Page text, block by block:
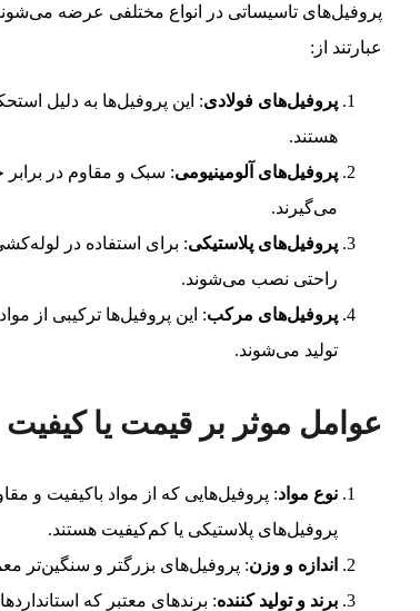
پروفیل‌های تاسیساتی در انواع مختلفی عرضه
عبارتند از:
پروفیل‌های فولادی: این پروفیل‌ها به دلیل
هستند.
پروفیل‌های آلومینیومی: سبک و مقاوم در برابر
می‌گیرند.
پروفیل‌های پلاستیکی: برای استفاده در
راحتی نصب می‌شوند.
پروفیل‌های مرکب: این پروفیل‌ها ترکیبی از
تولید می‌شوند.
عوامل موثر بر قیمت یا کیفیت
نوع مواد: پروفیل‌هایی که از مواد باکیفیت و
پروفیل‌های پلاستیکی یا کم‌کیفیت هستند.
اندازه و وزن: پروفیل‌های بزرگتر و سنگین‌تر
برند و تولید کننده: برندهای معتبر که